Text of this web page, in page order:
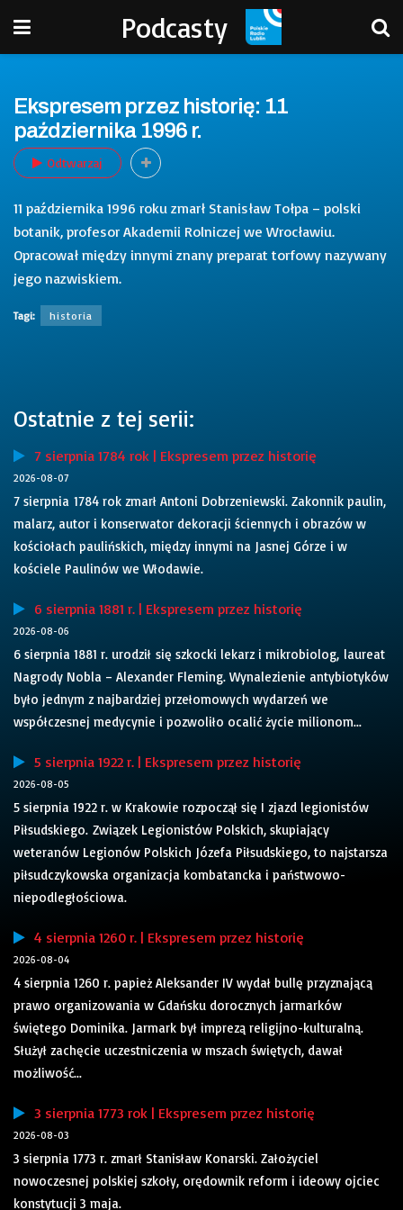
Podcasty
Ekspresem przez historię: 11
października 1996 r.
Odtwarzaj
11 października 1996 roku zmarł Stanisław Tołpa – polski
botanik, profesor Akademii Rolniczej we Wrocławiu.
Opracował między innymi znany preparat torfowy nazywany
jego nazwiskiem.
Tagi: historia
Ostatnie z tej serii:
7 sierpnia 1784 rok | Ekspresem przez historię
2026-08-07
7 sierpnia 1784 rok zmarł Antoni Dobrzeniewski. Zakonnik paulin,
malarz, autor i konserwator dekoracji ściennych i obrazów w
kościołach paulińskich, między innymi na Jasnej Górze i w
kościele Paulinów we Włodawie.
6 sierpnia 1881 r. | Ekspresem przez historię
2026-08-06
6 sierpnia 1881 r. urodził się szkocki lekarz i mikrobiolog, laureat
Nagrody Nobla – Alexander Fleming. Wynalezienie antybiotyków
było jednym z najbardziej przełomowych wydarzeń we
współczesnej medycynie i pozwoliło ocalić życie milionom...
5 sierpnia 1922 r. | Ekspresem przez historię
2026-08-05
5 sierpnia 1922 r. w Krakowie rozpoczął się I zjazd legionistów
Piłsudskiego. Związek Legionistów Polskich, skupiający
weteranów Legionów Polskich Józefa Piłsudskiego, to najstarsza
piłsudczykowska organizacja kombatancka i państwowo-
niepodległościowa.
4 sierpnia 1260 r. | Ekspresem przez historię
2026-08-04
4 sierpnia 1260 r. papież Aleksander IV wydał bullę przyznającą
prawo organizowania w Gdańsku dorocznych jarmarków
świętego Dominika. Jarmark był imprezą religijno-kulturalną.
Służył zachęcie uczestniczenia w mszach świętych, dawał
możliwość...
3 sierpnia 1773 rok | Ekspresem przez historię
2026-08-03
3 sierpnia 1773 r. zmarł Stanisław Konarski. Założyciel
nowoczesnej polskiej szkoły, orędownik reform i ideowy ojciec
konstytucji 3 maja.